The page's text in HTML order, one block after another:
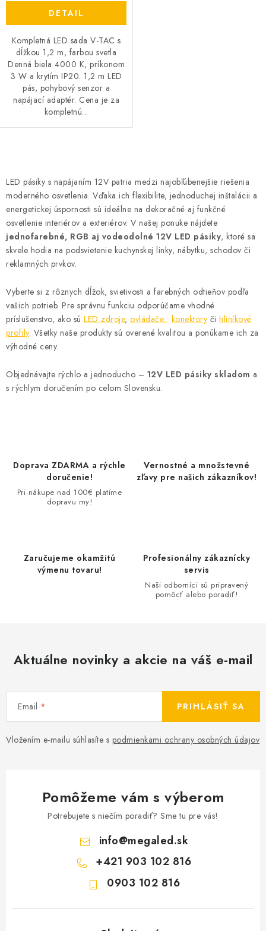
DETAIL
Kompletná LED sada V-TAC s
dĺžkou 1,2 m, farbou svetla
Denná biela 4000 K, príkonom
3 W a krytím IP20. 1,2 m LED
pás, pohybový senzor a
napájací adaptér. Cena je za
kompletnú...
v
l
á
d
a
c
i
e
p
r
v
k
v
ý
LED pásiky s napájaním 12V patria medzi najobľúbenejšie riešenia
moderného osvetlenia. Vďaka ich flexibilite, jednoduchej inštalácii a
energetickej úspornosti sú ideálne na dekoračné aj funkčné
osvetlenie interiérov a exteriérov. V našej ponuke nájdete
jednofarebné, RGB aj vodeodolné 12V LED pásiky, ktoré sa
skvele hodia na podsvietenie kuchynskej linky, nábytku, schodov či
reklamných prvkov.
Vyberte si z rôznych dĺžok, svietivosti a farebných odtieňov podľa
vašich potrieb. Pre správnu funkciu odporúčame vhodné
príslušenstvo, ako sú LED zdroje, ovládače, konektory či hliníkové
profily. Všetky naše produkty sú overené kvalitou a ponúkame ich za
výhodné ceny.
Objednávajte rýchlo a jednoducho – 12V LED pásiky skladom a
s rýchlym doručením po celom Slovensku.
Doprava ZDARMA a rýchle
doručenie!
Pri nákupe nad 100€ platíme
dopravu my!
Vernostné a množstevné
zľavy pre našich zákazníkov!
Zaručujeme okamžitú
výmenu tovaru!
Profesionálny zákaznícky
servis
Naši odborníci sú pripravený
pomôcť alebo poradiť!
Aktuálne novinky a akcie na váš e-mail
Email
Vložením e-mailu súhlasíte s podmienkami ochrany osobných údajov
PRIHLÁSIŤ SA
Pomôžeme vám s výberom
Potrebujete s niečím poradiť? Sme tu pre vás!
info@megaled.sk
+421 903 102 816
0903 102 816